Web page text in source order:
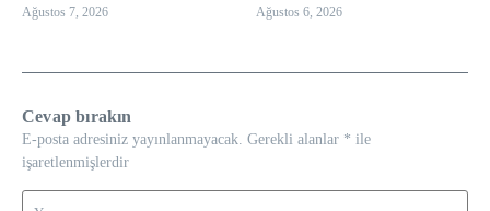
Ağustos 7, 2026 Ağustos 6, 2026
Cevap bırakın
E-posta adresiniz yayınlanmayacak. Gerekli alanlar * ile
işaretlenmişlerdir